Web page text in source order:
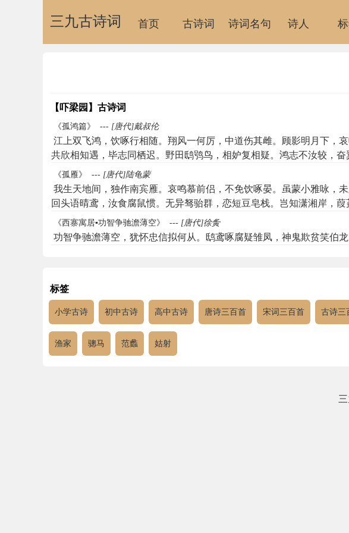
三九古诗词 首页 古诗词 诗词名句 诗人
【吓梁园】古诗词
《孤鸿篇》 --- [唐代]戴叔伦
江上双飞鸿，饮啄行相随。翔风一何厉，中道伤其雌。顾影明月下，
共欣相知遇，毕志同栖迟。野田鸱鸮鸟，相妒复相疑。鸿志不汝较，奋
《孤雁》 --- [唐代]陆龟蒙
我生天地间，独作南宾雁。哀鸣慕前侣，不免饮啄晏。虽蒙小雅咏，
回头语晴鸢，汝食腐鼠惯。无异驽骀群，恋短豆皂栈。岂知潇湘岸，
骚人誇蕙芷，易象取陆苋。漆园逍遥篇，中亦载斥鴳。汝惟材性下，
《西寨寓居▪功智争驰澹薄空》 --- [唐代]徐夤
功智争驰澹薄空，犹怀忠信拟何从。鸱鸢啄腐疑雏凤，神鬼欺贫笑伯
标签
小学古诗 初中古诗 高中古诗 唐诗三百首 宋词三百首 古诗三
渔家 骢马 范蠡 姑射